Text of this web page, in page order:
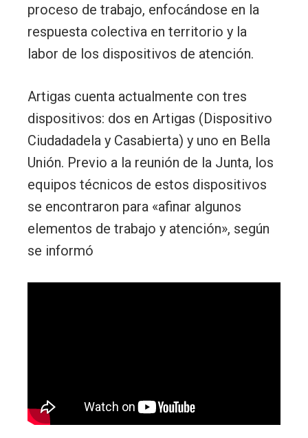
proceso de trabajo, enfocándose en la
respuesta colectiva en territorio y la
labor de los dispositivos de atención.
Artigas cuenta actualmente con tres
dispositivos: dos en Artigas (Dispositivo
Ciudadadela y Casabierta) y uno en Bella
Unión. Previo a la reunión de la Junta, los
equipos técnicos de estos dispositivos
se encontraron para «afinar algunos
elementos de trabajo y atención», según
se informó